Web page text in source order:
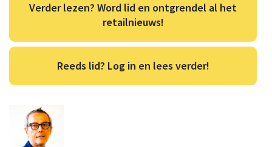
Verder lezen? Word lid en ontgrendel al het
retailnieuws!
Reeds lid? Log in en lees verder!